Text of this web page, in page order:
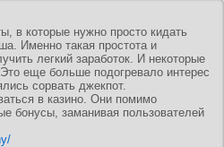
в которые нужно просто кидать
Именно такая простота и
легкий заработок. И некоторые
еще больше подогревало интерес
сорвать джекпот.
в казино. Они помимо
бонусы, заманивая пользователей